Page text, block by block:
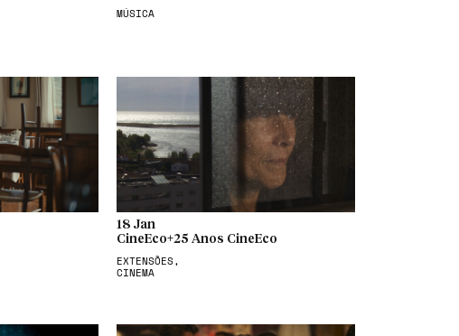
MÚSICA
18 Jan
CineEco+25 Anos CineEco
EXTENSÕES,
CINEMA